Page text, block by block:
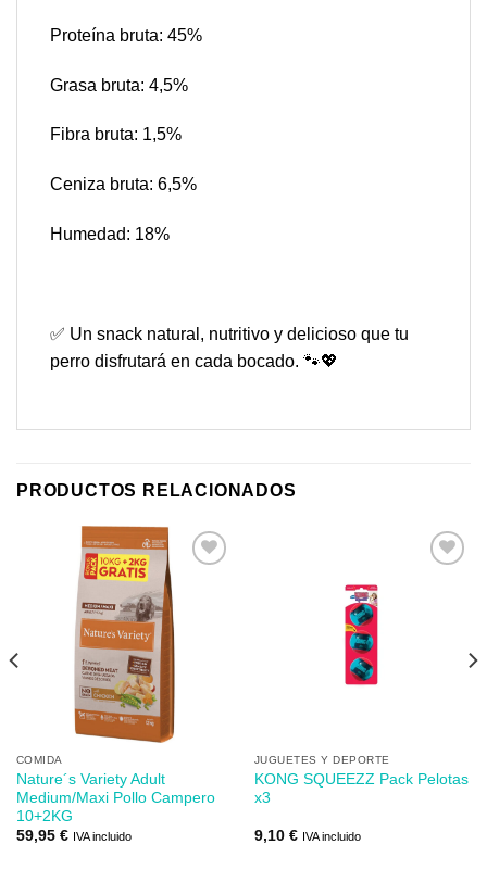
Proteína bruta: 45%
Grasa bruta: 4,5%
Fibra bruta: 1,5%
Ceniza bruta: 6,5%
Humedad: 18%
✅ Un snack natural, nutritivo y delicioso que tu
perro disfrutará en cada bocado. 🐾💖
PRODUCTOS RELACIONADOS
COMIDA
Nature´s Variety Adult
Medium/Maxi Pollo Campero
10+2KG
59,95 € IVA incluido
JUGUETES Y DEPORTE
KONG SQUEEZZ Pack Pelotas
x3
9,10 € IVA incluido